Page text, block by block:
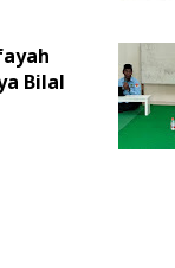
Bilal